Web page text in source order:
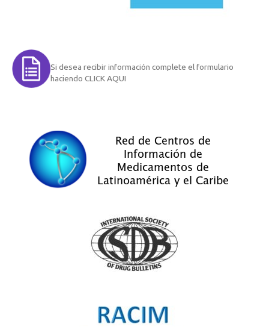
Si desea recibir información complete el formulario
haciendo CLICK AQUI